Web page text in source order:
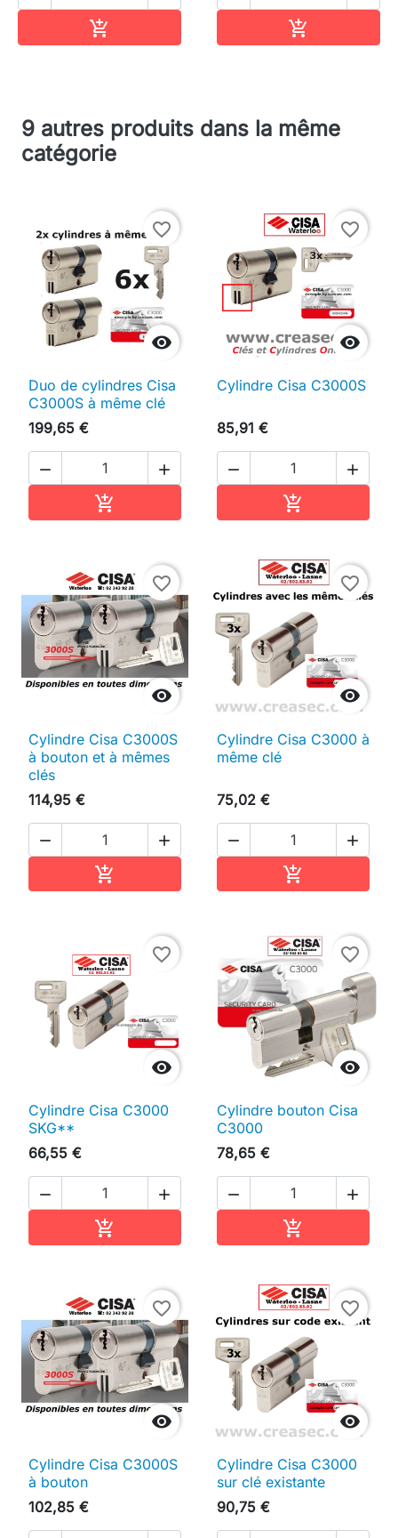
 
9 autres produits dans la même
catégorie

favorite_border
Duo de cylindres Cisa
C3000S à même clé
199,65 €
 


favorite_border
Cylindre Cisa C3000S
85,91 €
 


favorite_border
Cylindre Cisa C3000S
à bouton et à mêmes
clés
114,95 €
 


favorite_border
Cylindre Cisa C3000 à
même clé
75,02 €
 


favorite_border
Cylindre Cisa C3000
SKG**
66,55 €
 


favorite_border
Cylindre bouton Cisa
C3000
78,65 €
 


favorite_border
Cylindre Cisa C3000S
à bouton
102,85 €

favorite_border
Cylindre Cisa C3000
sur clé existante
90,75 €